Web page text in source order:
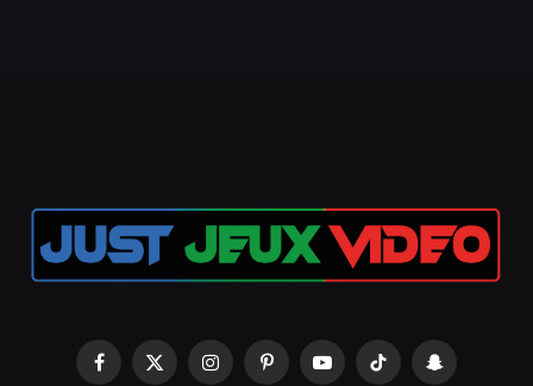
Facebook
X InstagramPinterestYouTubeTikTok Snapchat